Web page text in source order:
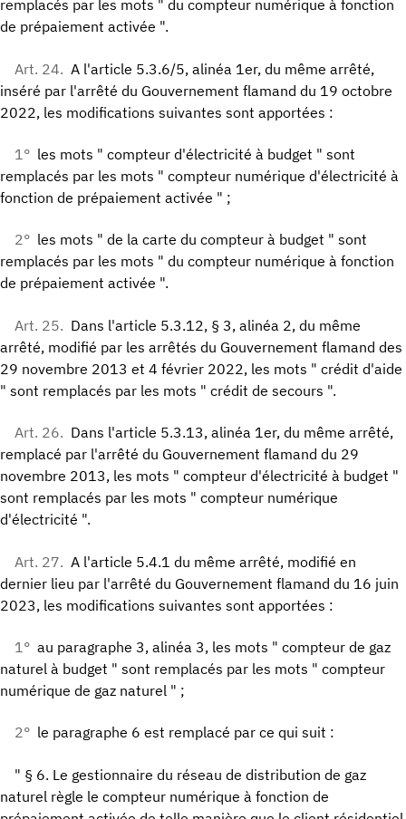
remplacés par les mots " du compteur numérique à fonction
de prépaiement activée ".
Art. 24. A l'article 5.3.6/5, alinéa 1er, du même arrêté,
inséré par l'arrêté du Gouvernement flamand du 19 octobre
2022, les modifications suivantes sont apportées :
1° les mots " compteur d'électricité à budget " sont
remplacés par les mots " compteur numérique d'électricité à
fonction de prépaiement activée " ;
2° les mots " de la carte du compteur à budget " sont
remplacés par les mots " du compteur numérique à fonction
de prépaiement activée ".
Art. 25. Dans l'article 5.3.12, § 3, alinéa 2, du même
arrêté, modifié par les arrêtés du Gouvernement flamand des
29 novembre 2013 et 4 février 2022, les mots " crédit d'aide
" sont remplacés par les mots " crédit de secours ".
Art. 26. Dans l'article 5.3.13, alinéa 1er, du même arrêté,
remplacé par l'arrêté du Gouvernement flamand du 29
novembre 2013, les mots " compteur d'électricité à budget "
sont remplacés par les mots " compteur numérique
d'électricité ".
Art. 27. A l'article 5.4.1 du même arrêté, modifié en
dernier lieu par l'arrêté du Gouvernement flamand du 16 juin
2023, les modifications suivantes sont apportées :
1° au paragraphe 3, alinéa 3, les mots " compteur de gaz
naturel à budget " sont remplacés par les mots " compteur
numérique de gaz naturel " ;
2° le paragraphe 6 est remplacé par ce qui suit :
" § 6. Le gestionnaire du réseau de distribution de gaz
naturel règle le compteur numérique à fonction de